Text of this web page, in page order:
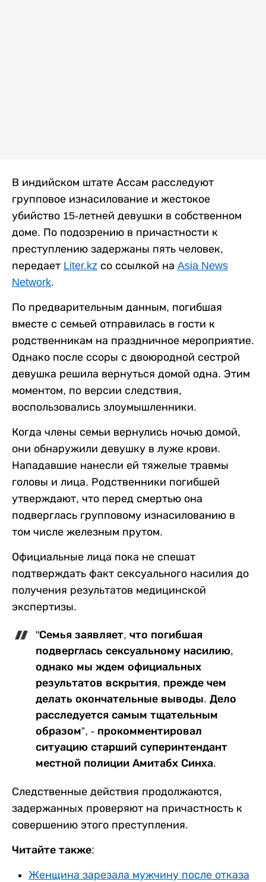
В индийском штате Ассам расследуют
групповое изнасилование и жестокое
убийство 15-летней девушки в собственном
доме. По подозрению в причастности к
преступлению задержаны пять человек,
передает Liter.kz со ссылкой на Asia News
Network.
По предварительным данным, погибшая
вместе с семьей отправилась в гости к
родственникам на праздничное мероприятие.
Однако после ссоры с двоюродной сестрой
девушка решила вернуться домой одна. Этим
моментом, по версии следствия,
воспользовались злоумышленники.
Когда члены семьи вернулись ночью домой,
они обнаружили девушку в луже крови.
Нападавшие нанесли ей тяжелые травмы
головы и лица. Родственники погибшей
утверждают, что перед смертью она
подверглась групповому изнасилованию в
том числе железным прутом.
Официальные лица пока не спешат
подтверждать факт сексуального насилия до
получения результатов медицинской
экспертизы.
"Семья заявляет, что погибшая
подверглась сексуальному насилию,
однако мы ждем официальных
результатов вскрытия, прежде чем
делать окончательные выводы. Дело
расследуется самым тщательным
образом”, - прокомментировал
ситуацию старший суперинтендант
местной полиции Амитабх Синха.
Следственные действия продолжаются,
задержанных проверяют на причастность к
совершению этого преступления.
Читайте также:
Женщина зарезала мужчину после отказа